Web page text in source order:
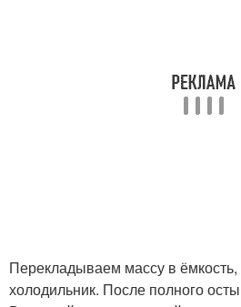
Перекладываем массу в
холодильник. После полного